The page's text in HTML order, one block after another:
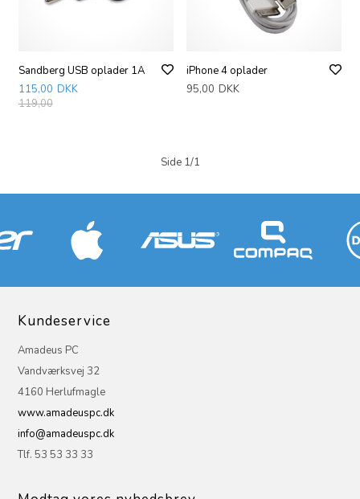
Sandberg USB oplader 1A
115,00 DKK
119,00
iPhone 4 oplader
95,00 DKK
Side 1/1
Kundeservice
Amadeus PC
Vandværksvej 32
4160 Herlufmagle
www.amadeuspc.dk
info@amadeuspc.dk
Tlf. 53 53 33 33